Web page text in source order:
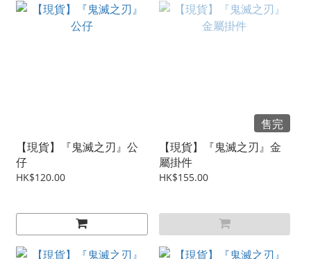
【現貨】『鬼滅之刃』公
仔
HK$120.00
售完
【現貨】『鬼滅之刃』金
屬掛件
HK$155.00